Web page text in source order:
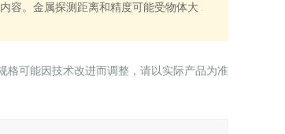
容。金属探测距离和精度可能受物体大
格可能因技术改进而调整，请以实际产品为准